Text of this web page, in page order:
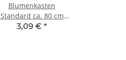
Blumenkasten
Standard ca. 80 cm
weiß
3,09 € *